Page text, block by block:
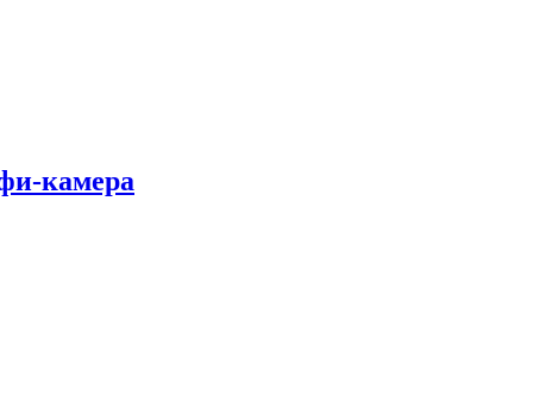
камера